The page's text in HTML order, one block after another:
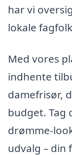
har vi
lokale
Med vores
indhente
damefrisør,
budget. Tag
drømme-
udvalg – din